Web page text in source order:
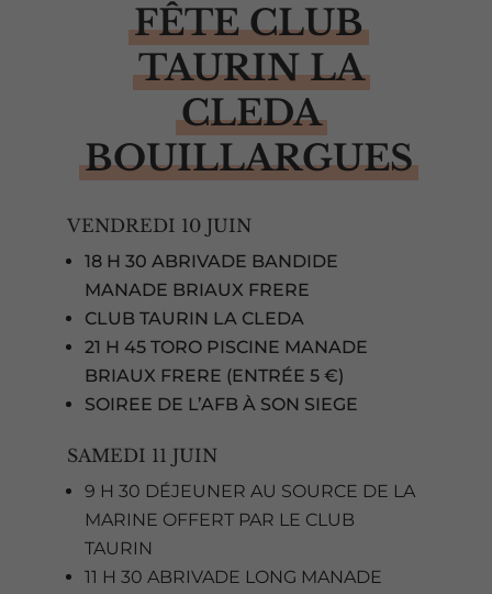
FÊTE CLUB
TAURIN LA
CLEDA
BOUILLARGUES
VENDREDI 10 JUIN
18 H 30 ABRIVADE BANDIDE
MANADE BRIAUX FRERE
CLUB TAURIN LA CLEDA
21 H 45 TORO PISCINE MANADE
BRIAUX FRERE (ENTRÉE 5 €)
SOIREE DE L’AFB À SON SIEGE
SAMEDI 11 JUIN
9 H 30 DÉJEUNER AU SOURCE DE LA
MARINE OFFERT PAR LE CLUB
TAURIN
11 H 30 ABRIVADE LONG MANADE